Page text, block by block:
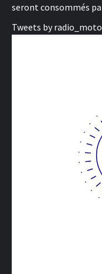
seront consommés
Tweets by radio_moto